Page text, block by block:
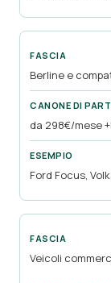
Berline e
da 298€/mese
Ford Focus,
Veicoli